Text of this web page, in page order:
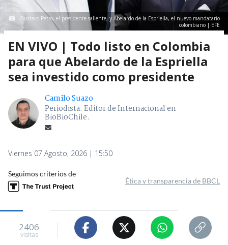
Gustavo Petro, el presidente saliente, y Abelardo de la Espriella, el nuevo mandatario
colombiano | EFE
EN VIVO | Todo listo en Colombia
para que Abelardo de la Espriella
sea investido como presidente
Camilo Suazo
Periodista. Editor de Internacional en
BioBioChile.
Viernes 07 Agosto, 2026 | 15:50
Seguimos criterios de
Ética y transparencia de BBCL
2406
visitas